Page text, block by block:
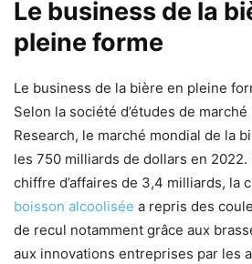
Le business de la
pleine forme
Le business de la bière en pleine
Selon la société d’études de
Research, le marché mondial de la
les 750 milliards de dollars en 2022.
chiffre d’affaires de 3,4 milliards, la
boisson alcoolisée a repris des
de recul notamment grâce aux
aux innovations entreprises par les